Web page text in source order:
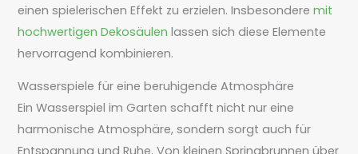
einen spielerischen Effekt zu erzielen. Insbesonderemit
hochwertigen Dekosäulen lassen sich diese Elemente
hervorragend kombinieren.
Wasserspiele für eine beruhigende Atmosphäre
Ein Wasserspiel im Garten schafft nicht nur eine
harmonische Atmosphäre, sondern sorgt auch für